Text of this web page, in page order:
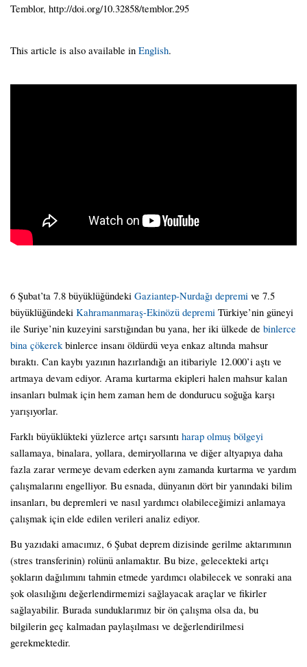
Temblor, http://doi.org/10.32858/temblor.295
This article is also available in English.
6 Şubat’ta 7.8 büyüklüğündeki Gaziantep-Nurdağı depremi ve 7.5
büyüklüğündeki Kahramanmaraş-Ekinözü depremi Türkiye’nin güneyi
ile Suriye’nin kuzeyini sarstığından bu yana, her iki ülkede de binlerce
bina çökerek binlerce insanı öldürdü veya enkaz altında mahsur
bıraktı. Can kaybı yazının hazırlandığı an itibariyle 12.000’i aştı ve
artmaya devam ediyor. Arama kurtarma ekipleri halen mahsur kalan
insanları bulmak için hem zaman hem de dondurucu soğuğa karşı
yarışıyorlar.
Farklı büyüklükteki yüzlerce artçı sarsıntı harap olmuş bölgeyi
sallamaya, binalara, yollara, demiryollarına ve diğer altyapıya daha
fazla zarar vermeye devam ederken aynı zamanda kurtarma ve yardım
çalışmalarını engelliyor. Bu esnada, dünyanın dört bir yanındaki bilim
insanları, bu depremleri ve nasıl yardımcı olabileceğimizi anlamaya
çalışmak için elde edilen verileri analiz ediyor.
Bu yazıdaki amacımız, 6 Şubat deprem dizisinde gerilme aktarımının
(stres transferinin) rolünü anlamaktır. Bu bize, gelecekteki artçı
şokların dağılımını tahmin etmede yardımcı olabilecek ve sonraki ana
şok olasılığını değerlendirmemizi sağlayacak araçlar ve fikirler
sağlayabilir. Burada sunduklarımız bir ön çalışma olsa da, bu
bilgilerin geç kalmadan paylaşılması ve değerlendirilmesi
gerekmektedir.